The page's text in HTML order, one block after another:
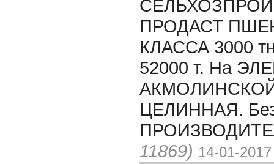
ПРОДАСТ
КЛАССА 3000
52000 т. На
ЦЕЛИННАЯ.
11869) 14-01-2017